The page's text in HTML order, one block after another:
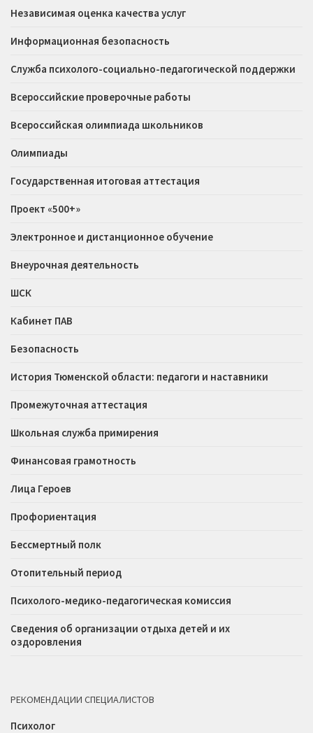
Независимая оценка качества услуг
Информационная безопасность
Служба психолого-социально-педагогической поддержки
Всероссийские проверочные работы
Всероссийская олимпиада школьников
Олимпиады
Государственная итоговая аттестация
Проект «500+»
Электронное и дистанционное обучение
Внеурочная деятельность
ШСК
Кабинет ПАВ
Безопасность
История Тюменской области: педагоги и наставники
Промежуточная аттестация
Школьная служба примирения
Финансовая грамотность
Лица Героев
Профориентация
Бессмертный полк
Отопительный период
Психолого-медико-педагогическая комиссия
Сведения об организации отдыха детей и их
оздоровления
РЕКОМЕНДАЦИИ СПЕЦИАЛИСТОВ
Психолог